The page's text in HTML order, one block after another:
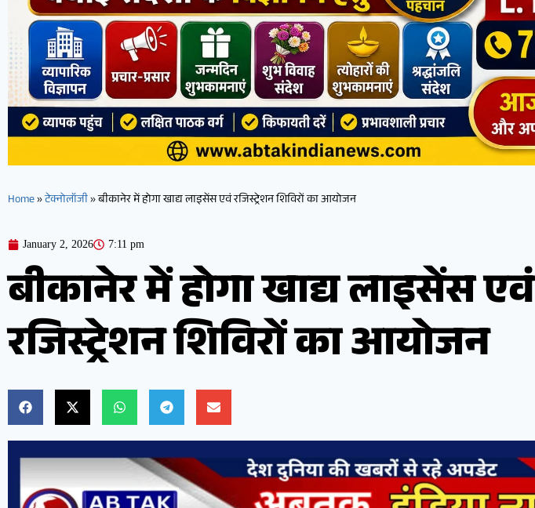
Home»टेक्नोलॉजी»बीकानेर में होगा खाद्य लाइसेंस एवं रजिस्ट्रेशन शिविरों का आयोजन
January 2, 2026 7:11 pm
बीकानेर में होगा खाद्य लाइसेंस एवं
रजिस्ट्रेशन शिविरों का आयोजन